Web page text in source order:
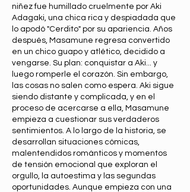
niñez fue humillado cruelmente por Aki
Adagaki, una chica rica y despiadada que
lo apodó "Cerdito" por su apariencia. Años
después, Masamune regresa convertido
en un chico guapo y atlético, decidido a
vengarse. Su plan: conquistar a Aki... y
luego romperle el corazón. Sin embargo,
las cosas no salen como espera. Aki sigue
siendo distante y complicada, y en el
proceso de acercarse a ella, Masamune
empieza a cuestionar sus verdaderos
sentimientos. A lo largo de la historia, se
desarrollan situaciones cómicas,
malentendidos románticos y momentos
de tensión emocional que exploran el
orgullo, la autoestima y las segundas
oportunidades. Aunque empieza con una